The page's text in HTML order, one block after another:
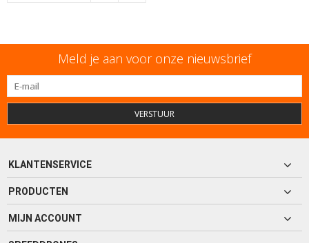
Meld je aan voor onze nieuwsbrief
VERSTUUR
KLANTENSERVICE
PRODUCTEN
MIJN ACCOUNT